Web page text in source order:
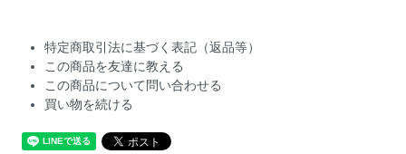
特定商取引法に基づく表記（返品等）
この商品を友達に教える
この商品について問い合わせる
買い物を続ける